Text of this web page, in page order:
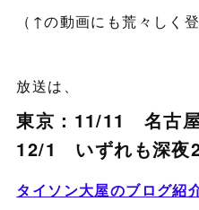
（↑の動画にも荒々しく
放送は、
東京：11/11 名古
12/1 いずれも深夜
タイソン大屋のブログ紹